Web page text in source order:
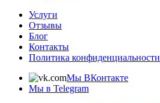
Услуги
Отзывы
Блог
Контакты
Политика конфиденциальности
Мы ВКонтакте
Мы в Telegram